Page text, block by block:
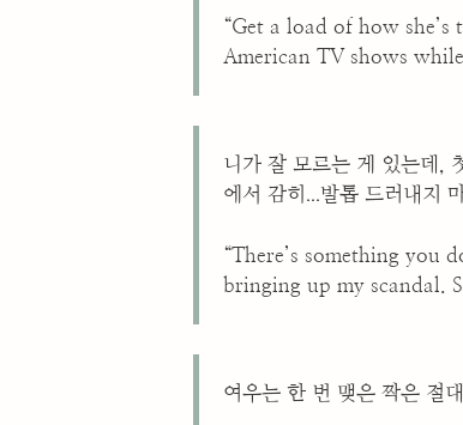
“Get a load of how
American TV shows
니가 잘 모르는 게 있는데,
에서 감히 ...발톱 드러내지
“There’s something you
bringing up my scandal.
여우는 한 번 맺은 짝은 절